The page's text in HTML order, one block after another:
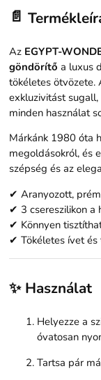
📄
Az EGYPT-
göndörítő a luxus
tökéletes ötvözete.
exkluzivitást
minden használat
Márkánk 1980 óta
megoldásokról, és
szépség és az
✔ Aranyozott,
✔ 3 csereszilikon a
✔ Könnyen
✔ Tökéletes ívet
✨ Használat
Helyezze a
óvatosan
Tartsa pár